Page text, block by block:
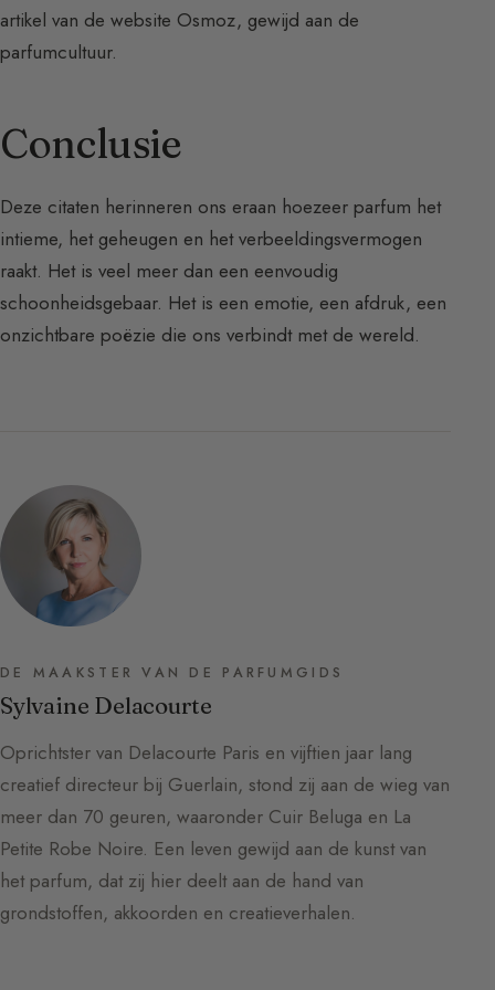
artikel van de website Osmoz, gewijd aan de
parfumcultuur.
Conclusie
Deze citaten herinneren ons eraan hoezeer parfum het
intieme, het geheugen en het verbeeldingsvermogen
raakt. Het is veel meer dan een eenvoudig
schoonheidsgebaar. Het is een emotie, een afdruk, een
onzichtbare poëzie die ons verbindt met de wereld.
DE MAAKSTER VAN DE PARFUMGIDS
Sylvaine Delacourte
Oprichtster van Delacourte Paris en vijftien jaar lang
creatief directeur bij Guerlain, stond zij aan de wieg van
meer dan 70 geuren, waaronder Cuir Beluga en La
Petite Robe Noire. Een leven gewijd aan de kunst van
het parfum, dat zij hier deelt aan de hand van
grondstoffen, akkoorden en creatieverhalen.